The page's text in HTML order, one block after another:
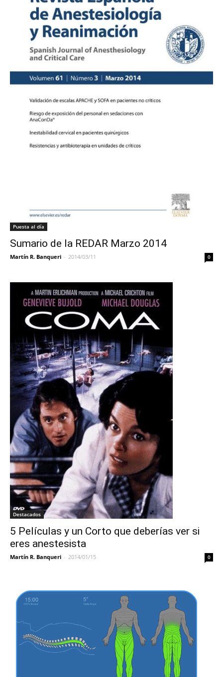
Puesta al día
Sumario de la REDAR Marzo 2014
Martín R. Banqueri - 2014/03/11 0
Destacados
5 Películas y un Corto que deberías ver si
eres anestesista
Martín R. Banqueri - 2014/01/15 0